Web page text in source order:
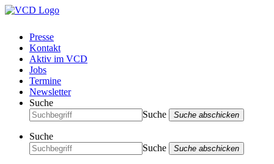
Presse
Kontakt
Aktiv im VCD
Jobs
Termine
Newsletter
Suche
Suche
Suche abschicken
Suche
Suche
Suche abschicken